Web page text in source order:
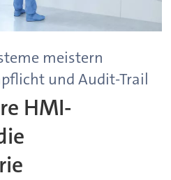
meistern
und Audit-Trail
HMI-